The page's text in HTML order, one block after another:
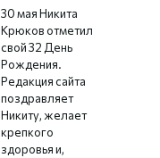
30 мая Никита
Крюков отметил
свой 32 День
Рождения.
Редакция сайта
поздравляет
Никиту, желает
крепкого
здоровья и,